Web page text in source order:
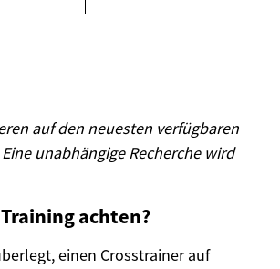
auf den neuesten verfügbaren
unabhängige Recherche wird
achten?
einen Crosstrainer auf